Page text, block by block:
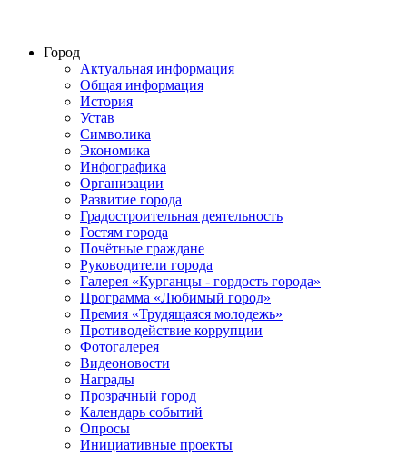
Город
Актуальная информация
Общая информация
История
Устав
Символика
Экономика
Инфографика
Организации
Развитие города
Градостроительная деятельность
Гостям города
Почётные граждане
Руководители города
Галерея «Курганцы - гордость города»
Программа «Любимый город»
Премия «Трудящаяся молодежь»
Противодействие коррупции
Фотогалерея
Видеоновости
Награды
Прозрачный город
Календарь событий
Опросы
Инициативные проекты